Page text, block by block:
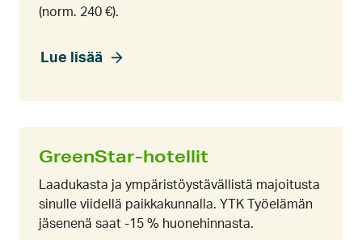
(norm. 240 €).
Lue lisää
GreenStar-hotellit
Laadukasta ja ympäristöystävällistä majoitusta
sinulle viidellä paikkakunnalla. YTK Työelämän
jäsenenä saat -15 % huonehinnasta.